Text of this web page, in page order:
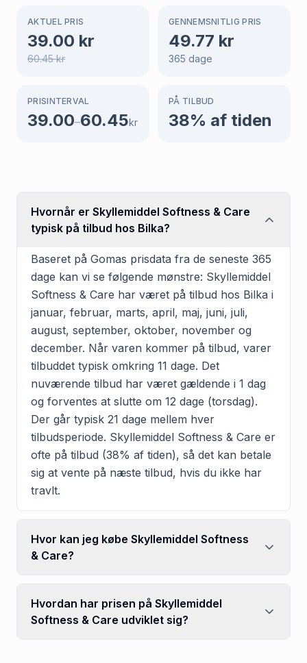
AKTUEL PRIS
39.00 kr
60.45kr
GENNEMSNITLIG PRIS
49.77 kr
365 dage
PRISINTERVAL
39.00–60.45kr
PÅ TILBUD
38% af tiden
Hvornår er Skyllemiddel Softness & Care
typisk på tilbud hos Bilka?
Baseret på Gomas prisdata fra de seneste 365
dage kan vi se følgende mønstre: Skyllemiddel
Softness & Care har været på tilbud hos Bilka i
januar, februar, marts, april, maj, juni, juli,
august, september, oktober, november og
december. Når varen kommer på tilbud, varer
tilbuddet typisk omkring 11 dage. Det
nuværende tilbud har været gældende i 1 dag
og forventes at slutte om 12 dage (torsdag).
Der går typisk 21 dage mellem hver
tilbudsperiode. Skyllemiddel Softness & Care er
ofte på tilbud (38% af tiden), så det kan betale
sig at vente på næste tilbud, hvis du ikke har
travlt.
Hvor kan jeg købe Skyllemiddel Softness
& Care?
Hvordan har prisen på Skyllemiddel
Softness & Care udviklet sig?